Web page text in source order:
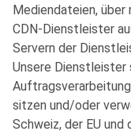
Mediendateien,
CDN-Dienstleister
Servern der
Unsere Dienstleister
sitzen und/oder
Schweiz, der EU und